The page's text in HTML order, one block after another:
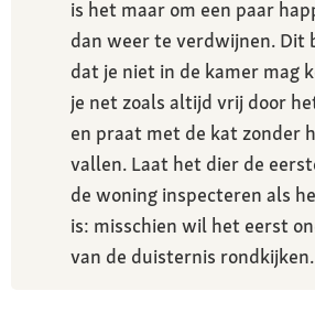
is het maar om een paar
dan weer te verdwijnen. Dit
dat je niet in de kamer mag
je net zoals altijd vrij door
en praat met de kat zonder
vallen. Laat het dier de
de woning inspecteren als
is: misschien wil het eerst
van de duisternis rondkijken.